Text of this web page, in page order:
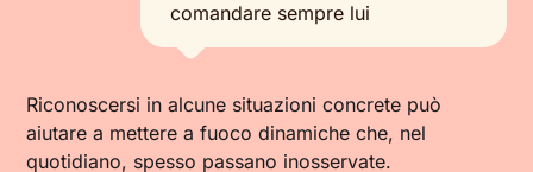
comandare sempre lui
Riconoscersi in alcune situazioni concrete può
aiutare a mettere a fuoco dinamiche che, nel
quotidiano, spesso passano inosservate.